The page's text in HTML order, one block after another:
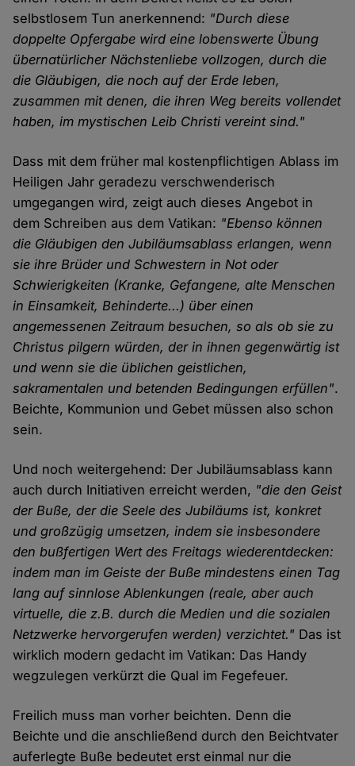
selbstlosem Tun anerkennend: "Durch diese
doppelte Opfergabe wird eine lobenswerte Übung
übernatürlicher Nächstenliebe vollzogen, durch die
die Gläubigen, die noch auf der Erde leben,
zusammen mit denen, die ihren Weg bereits vollendet
haben, im mystischen Leib Christi vereint sind."
Dass mit dem früher mal kostenpflichtigen Ablass im
Heiligen Jahr geradezu verschwenderisch
umgegangen wird, zeigt auch dieses Angebot in
dem Schreiben aus dem Vatikan: "Ebenso können
die Gläubigen den Jubiläumsablass erlangen, wenn
sie ihre Brüder und Schwestern in Not oder
Schwierigkeiten (Kranke, Gefangene, alte Menschen
in Einsamkeit, Behinderte...) über einen
angemessenen Zeitraum besuchen, so als ob sie zu
Christus pilgern würden, der in ihnen gegenwärtig ist
und wenn sie die üblichen geistlichen,
sakramentalen und betenden Bedingungen erfüllen".
Beichte, Kommunion und Gebet müssen also schon
sein.
Und noch weitergehend: Der Jubiläumsablass kann
auch durch Initiativen erreicht werden, "die den Geist
der Buße, der die Seele des Jubiläums ist, konkret
und großzügig umsetzen, indem sie insbesondere
den bußfertigen Wert des Freitags wiederentdecken:
indem man im Geiste der Buße mindestens einen Tag
lang auf sinnlose Ablenkungen (reale, aber auch
virtuelle, die z.B. durch die Medien und die sozialen
Netzwerke hervorgerufen werden) verzichtet." Das ist
wirklich modern gedacht im Vatikan: Das Handy
wegzulegen verkürzt die Qual im Fegefeuer.
Freilich muss man vorher beichten. Denn die
Beichte und die anschließend durch den Beichtvater
auferlegte Buße bedeutet erst einmal nur die